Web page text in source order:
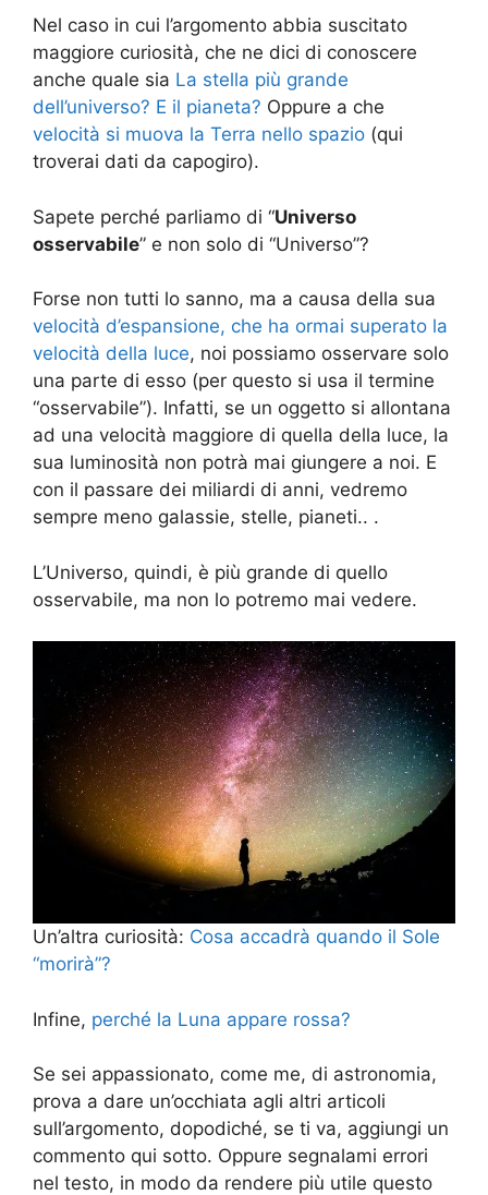
Nel caso in cui l’argomento abbia suscitato
maggiore curiosità, che ne dici di conoscere
anche quale sia La stella più grande
dell’universo? E il pianeta? Oppure a che
velocità si muova la Terra nello spazio (qui
troverai dati da capogiro).
Sapete perché parliamo di “Universo
osservabile” e non solo di “Universo”?
Forse non tutti lo sanno, ma a causa della sua
velocità d’espansione, che ha ormai superato la
velocità della luce, noi possiamo osservare solo
una parte di esso (per questo si usa il termine
“osservabile”). Infatti, se un oggetto si allontana
ad una velocità maggiore di quella della luce, la
sua luminosità non potrà mai giungere a noi. E
con il passare dei miliardi di anni, vedremo
sempre meno galassie, stelle, pianeti.. .
L’Universo, quindi, è più grande di quello
osservabile, ma non lo potremo mai vedere.
Un’altra curiosità: Cosa accadrà quando il Sole
“morirà”?
Infine, perché la Luna appare rossa?
Se sei appassionato, come me, di astronomia,
prova a dare un’occhiata agli altri articoli
sull’argomento, dopodiché, se ti va, aggiungi un
commento qui sotto. Oppure segnalami errori
nel testo, in modo da rendere più utile questo